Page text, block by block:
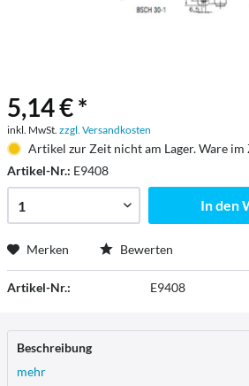
5,14 € *
inkl. MwSt. zzgl. Versandkosten
Artikel zur Zeit nicht am Lager. Ware im
Artikel-Nr.: E9408
In den
Merken Bewerten
Artikel-Nr.: E9408
Beschreibung
mehr